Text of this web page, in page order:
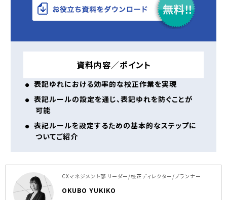
資料内容／ポイント
表記ゆれにおける効率的な校正作業を実現
表記ルールの設定を通じ、表記ゆれを防ぐことが
可能
表記ルールを設定するための基本的なステップに
ついてご紹介
CXマネジメント部 リーダー/校正ディレクター/プランナー
OKUBO YUKIKO